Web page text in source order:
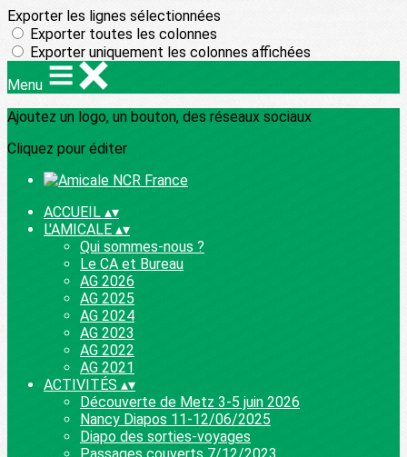
Exporter les lignes sélectionnées
Exporter toutes les colonnes
Exporter uniquement les colonnes affichées
Menu
Ajoutez un logo, un bouton, des réseaux sociaux
Cliquez pour éditer
ACCUEIL ▴▾
L'AMICALE ▴▾
Qui sommes-nous ?
Le CA et Bureau
AG 2026
AG 2025
AG 2024
AG 2023
AG 2022
AG 2021
ACTIVITÉS ▴▾
Découverte de Metz 3-5 juin 2026
Nancy Diapos 11-12/06/2025
Diapo des sorties-voyages